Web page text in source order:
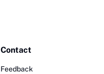
Contact
Feedback